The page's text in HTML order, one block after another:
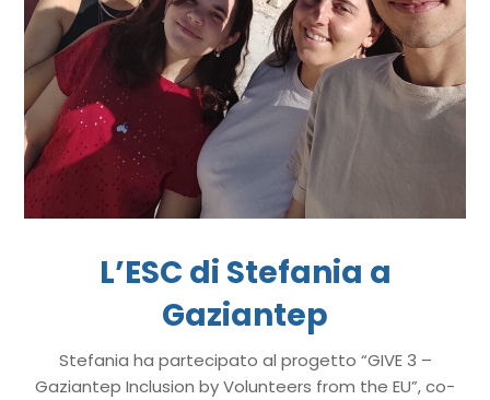
L’ESC di Stefania a
Gaziantep
Stefania ha partecipato al progetto “GIVE 3 –
Gaziantep Inclusion by Volunteers from the EU”, co-